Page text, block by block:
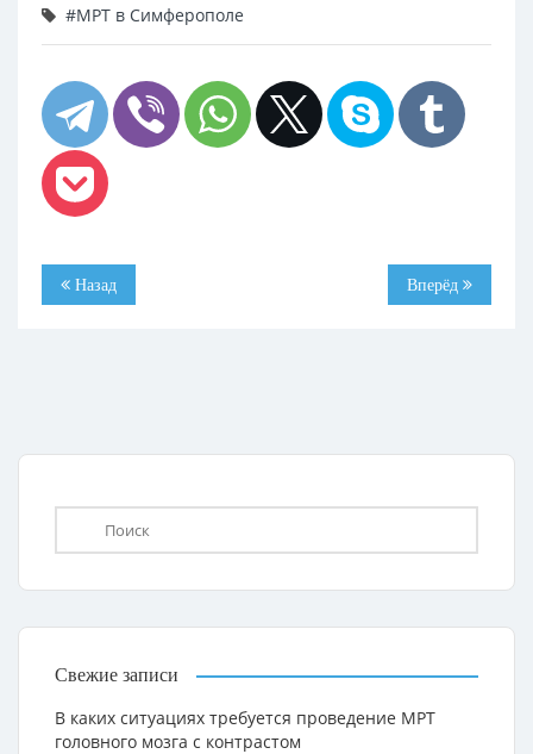
#МРТ в Симферополе
Назад Вперёд
Свежие записи
В каких ситуациях требуется проведение МРТ
головного мозга с контрастом